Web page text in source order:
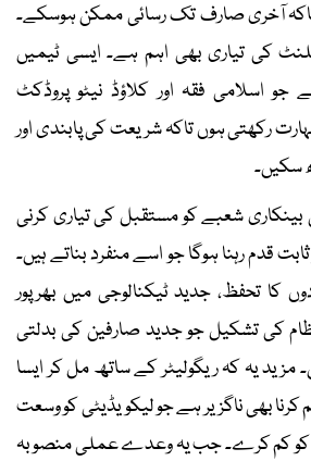
آخری صارف تک رسائی ممکن ہوسکے۔
کی تیاری بھی اہم ہے۔ ایسی ٹیمیں
اسلامی فقہ اور کلاؤڈ نیٹو پروڈکٹ
رکھتی ہوں تاکہ شریعت کی پابندی اور
سکیں۔
بینکاری شعبے کو مستقبل کی تیاری کرنی
قدم رہنا ہوگا جو اسے منفرد بناتے ہیں۔
کا تحفظ، جدید ٹیکنالوجی میں بھرپور
کی تشکیل جو جدید صارفین کی بدلتی
مزید یہ کہ ریگولیٹر کے ساتھ مل کر ایسا
کرنا بھی ناگزیر ہے جو لیکویڈیٹی کو وسعت
کو کم کرے۔ جب یہ وعدے عملی منصوبہ